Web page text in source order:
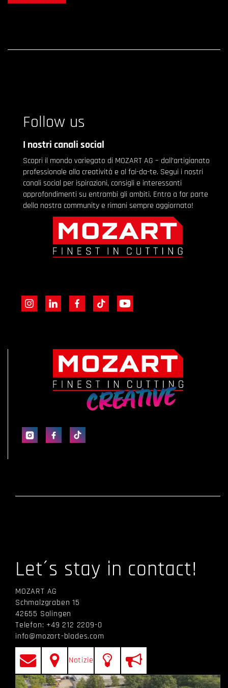
Follow us
I nostri canali social
Scopri il mondo variegato di MOZART AG – dall’artigianato
professionale alla creatività e al fai-da-te. Segui i nostri
canali social per ispirazioni, consigli e interessanti
approfondimenti su entrambi gli ambiti. Entra a far parte
della nostra community e rimani sempre aggiornato!
Let´s stay in contact!
MOZART AG
Schmalzgraben 15
42655 Solingen
Telefon: +49 212 2209-0
info@mozart-blades.com
Notizie